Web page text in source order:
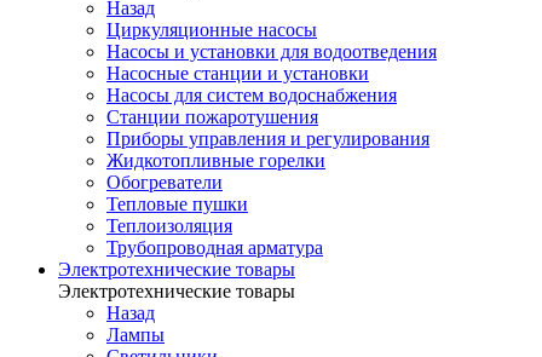
Назад
Циркуляционные насосы
Насосы и установки для водоотведения
Насосные станции и установки
Насосы для систем водоснабжения
Станции пожаротушения
Приборы управления и регулирования
Жидкотопливные горелки
Обогреватели
Тепловые пушки
Теплоизоляция
Трубопроводная арматура
Электротехнические товары
Электротехнические товары
Назад
Лампы